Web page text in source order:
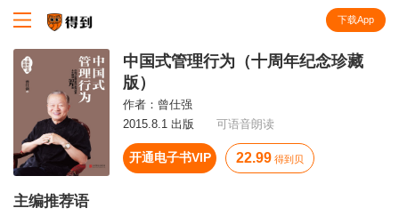
下载App
中国式管理行为（十周年纪念珍藏
版）
作者： 曾仕强
2015.8.1 出版
可语音朗读
开通电子书VIP 22.99 得到贝
主编推荐语